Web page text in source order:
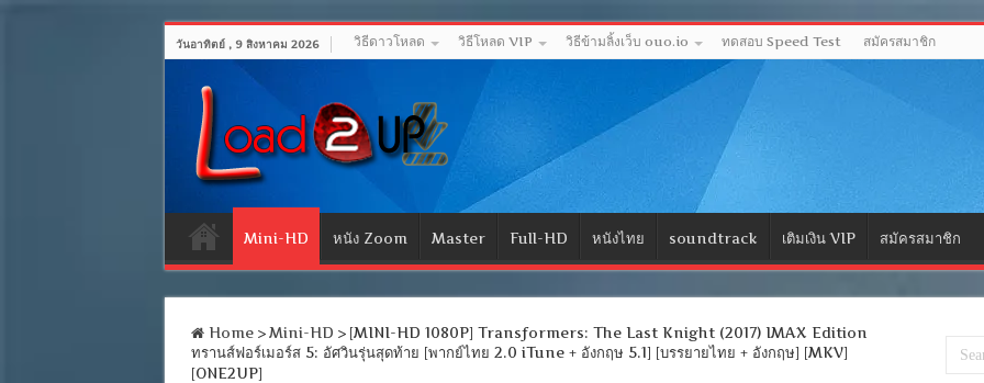
วันอาทิตย์ , 9 สิงหาคม 2026 วิธีดาวโหลด วิธีโหลด VIP วิธีข้ามลิ้งเว็บ ouo.io ทดสอบ Speed Test สมัครสมาชิก
Mini-HD หนัง Zoom Master Full-HD หนังไทย soundtrack เติมเงิน VIP สมัครสมาชิก
Home > Mini-HD > [MINI-HD 1080P] Transformers: The Last Knight (2017) IMAX Edition
ทรานส์ฟอร์เมอร์ส 5: อัศวินรุ่นสุดท้าย [พากย์ไทย 2.0 iTune + อังกฤษ 5.1] [บรรยายไทย + อังกฤษ] [MKV]
[ONE2UP]